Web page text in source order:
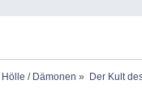
Hölle / Dämonen » Der Kult